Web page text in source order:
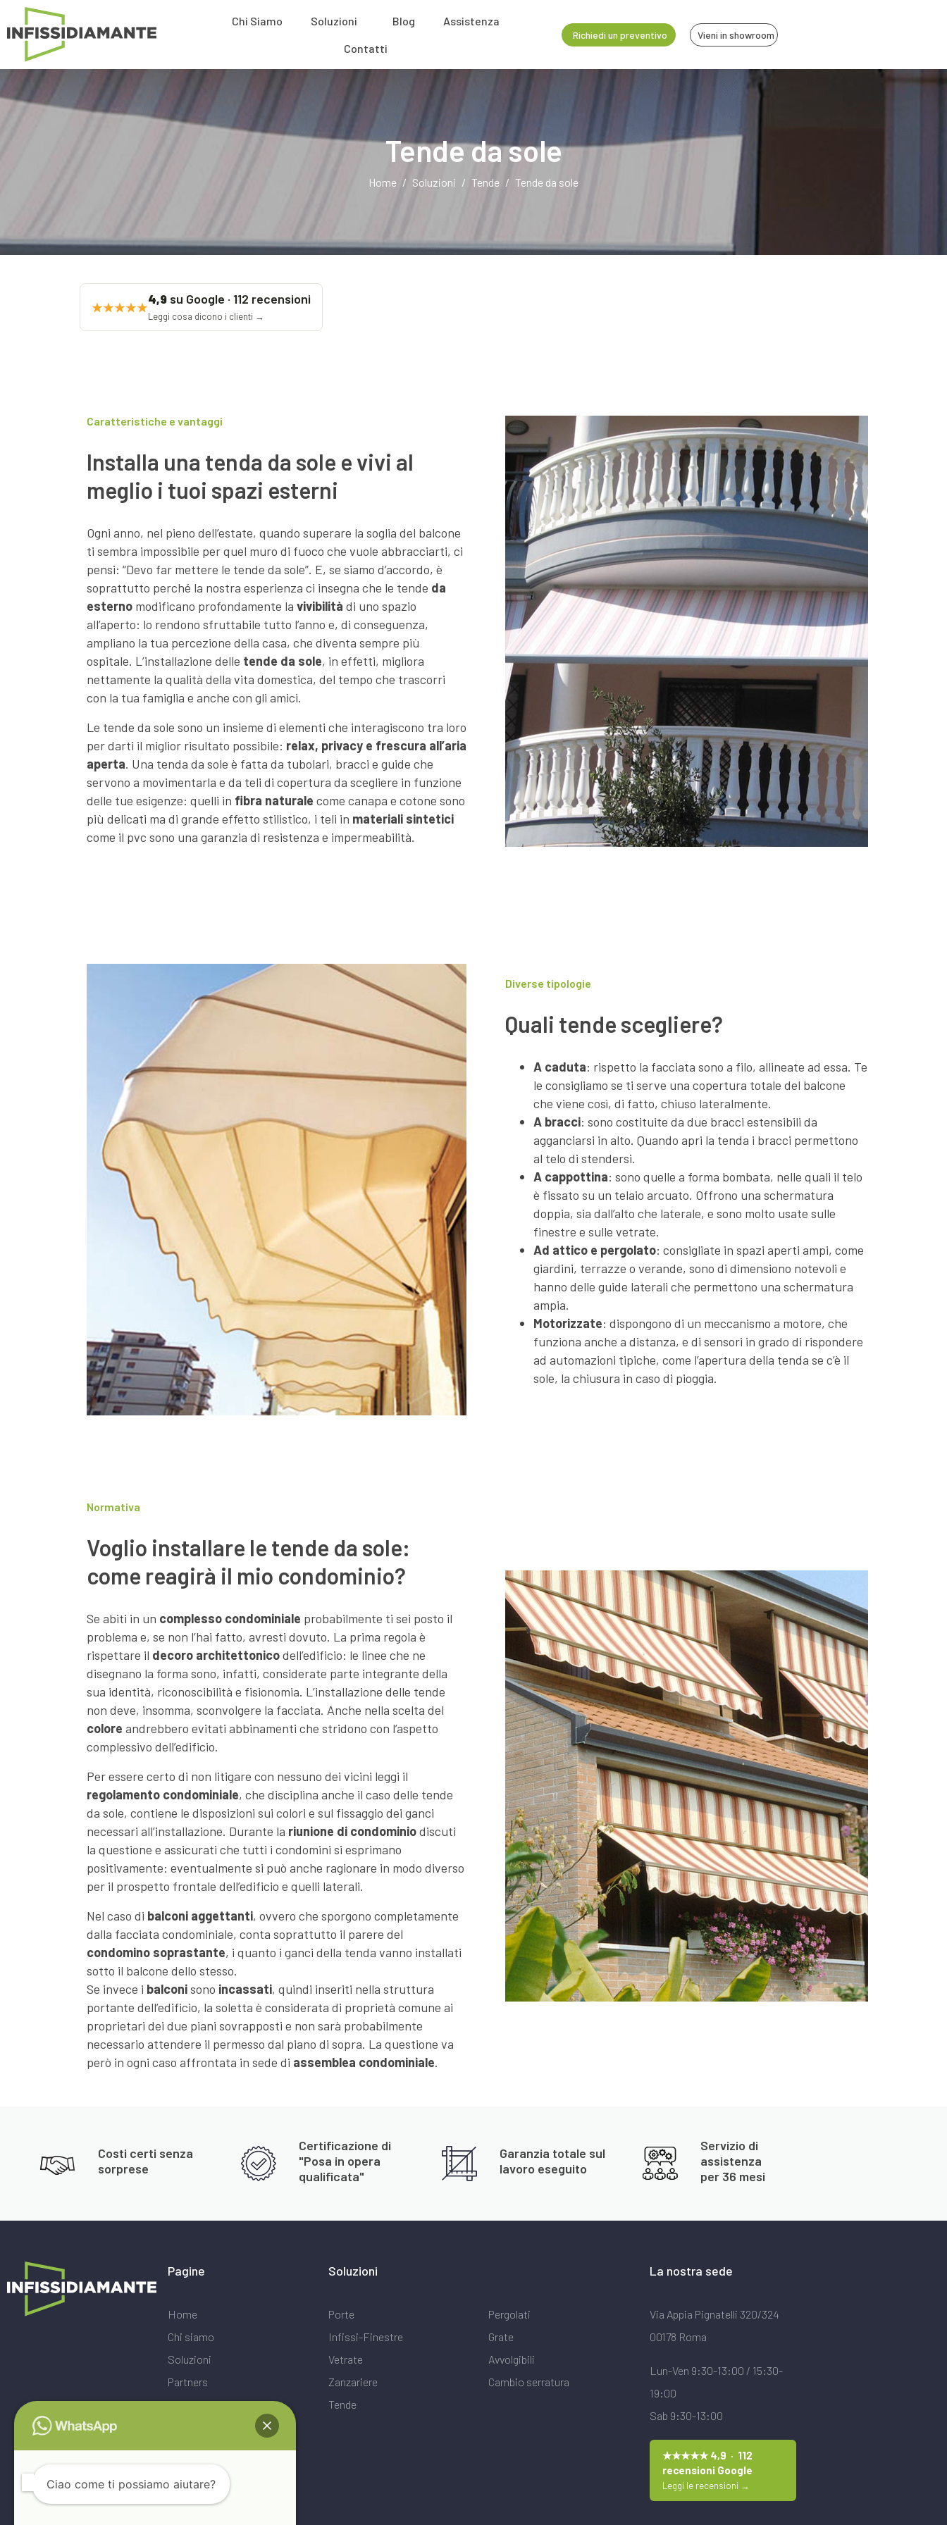
Chi Siamo Soluzioni Blog Assistenza
Contatti
Richiedi un preventivo Vieni in showroom
Tende da sole
Home Soluzioni Tende Tende da sole
★★★★★
4,9su Google · 112 recensioni
Leggi cosa dicono i clienti →
Caratteristiche e vantaggi
Installa una tenda da sole e vivi al
meglio i tuoi spazi esterni
Ogni anno, nel pieno dell’estate, quando superare la soglia del balcone
ti sembra impossibile per quel muro di fuoco che vuole abbracciarti, ci
pensi: “Devo far mettere le tende da sole”. E, se siamo d’accordo, è
soprattutto perché la nostra esperienza ci insegna che le tende da
esternomodificano profondamente la vivibilità di uno spazio
all’aperto: lo rendono sfruttabile tutto l’anno e, di conseguenza,
ampliano la tua percezione della casa, che diventa sempre più
ospitale. L’installazione delle tende da sole, in effetti, migliora
nettamente la qualità della vita domestica, del tempo che trascorri
con la tua famiglia e anche con gli amici.
Le tende da sole sono un insieme di elementi che interagiscono tra loro
per darti il miglior risultato possibile: relax, privacy e frescura all’aria
aperta. Una tenda da sole è fatta da tubolari, bracci e guide che
servono a movimentarla e da teli di copertura da scegliere in funzione
delle tue esigenze: quelli in fibra naturale come canapa e cotone sono
più delicati ma di grande effetto stilistico, i teli in materiali sintetici
come il pvc sono una garanzia di resistenza e impermeabilità.
Diverse tipologie
Quali tende scegliere?
A caduta: rispetto la facciata sono a filo, allineate ad essa. Te
le consigliamo se ti serve una copertura totale del balcone
che viene così, di fatto, chiuso lateralmente.
A bracci: sono costituite da due bracci estensibili da
agganciarsi in alto. Quando apri la tenda i bracci permettono
al telo di stendersi.
A cappottina: sono quelle a forma bombata, nelle quali il telo
è fissato su un telaio arcuato. Offrono una schermatura
doppia, sia dall’alto che laterale, e sono molto usate sulle
finestre e sulle vetrate.
Ad attico e pergolato: consigliate in spazi aperti ampi, come
giardini, terrazze o verande, sono di dimensiono notevoli e
hanno delle guide laterali che permettono una schermatura
ampia.
Motorizzate: dispongono di un meccanismo a motore, che
funziona anche a distanza, e di sensori in grado di rispondere
ad automazioni tipiche, come l’apertura della tenda se c’è il
sole, la chiusura in caso di pioggia.
Normativa
Voglio installare le tende da sole:
come reagirà il mio condominio?
Se abiti in un complesso condominiale probabilmente ti sei posto il
problema e, se non l’hai fatto, avresti dovuto. La prima regola è
rispettare il decoro architettonicodell’edificio: le linee che ne
disegnano la forma sono, infatti, considerate parte integrante della
sua identità, riconoscibilità e fisionomia. L’installazione delle tende
non deve, insomma, sconvolgere la facciata. Anche nella scelta del
colore andrebbero evitati abbinamenti che stridono con l’aspetto
complessivo dell’edificio.
Per essere certo di non litigare con nessuno dei vicini leggi il
regolamento condominiale, che disciplina anche il caso delle tende
da sole, contiene le disposizioni sui colori e sul fissaggio dei ganci
necessari all’installazione. Durante la riunione di condominiodiscuti
la questione e assicurati che tutti i condomini si esprimano
positivamente: eventualmente si può anche ragionare in modo diverso
per il prospetto frontale dell’edificio e quelli laterali.
Nel caso di balconi aggettanti, ovvero che sporgono completamente
dalla facciata condominiale, conta soprattutto il parere del
condomino soprastante, i quanto i ganci della tenda vanno installati
sotto il balcone dello stesso.
Se invece i balconisono incassati, quindi inseriti nella struttura
portante dell’edificio, la soletta è considerata di proprietà comune ai
proprietari dei due piani sovrapposti e non sarà probabilmente
necessario attendere il permesso dal piano di sopra. La questione va
però in ogni caso affrontata in sede di assemblea condominiale.
Costi certi senza
sorprese
Certificazione di
"Posa in opera
qualificata"
Garanzia totale sul
lavoro eseguito
Servizio di
assistenza
per 36 mesi
Pagine
Home
Chi siamo
Soluzioni
Partners
Blog
Soluzioni
Porte
Infissi-Finestre
Vetrate
Zanzariere
Tende
Pergolati
Grate
Avvolgibili
Cambio serratura
La nostra sede
Via Appia Pignatelli 320/324
00178 Roma
Lun-Ven 9:30-13:00 / 15:30-
19:00
Sab 9:30-13:00
★★★★★ 4,9 · 112
recensioni Google
Leggi le recensioni →
Ciao come ti possiamo aiutare?